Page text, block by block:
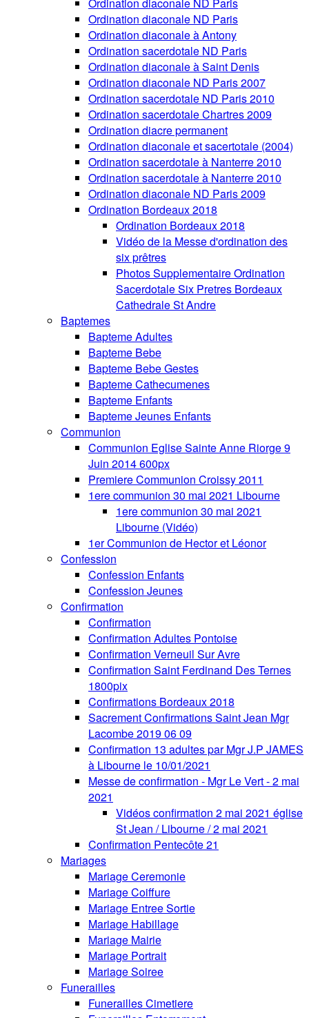
Ordination diaconale ND Paris
Ordination diaconale ND Paris
Ordination diaconale à Antony
Ordination sacerdotale ND Paris
Ordination diaconale à Saint Denis
Ordination diaconale ND Paris 2007
Ordination sacerdotale ND Paris 2010
Ordination sacerdotale Chartres 2009
Ordination diacre permanent
Ordination diaconale et sacertotale (2004)
Ordination sacerdotale à Nanterre 2010
Ordination sacerdotale à Nanterre 2010
Ordination diaconale ND Paris 2009
Ordination Bordeaux 2018
Ordination Bordeaux 2018
Vidéo de la Messe d'ordination des
six prêtres
Photos Supplementaire Ordination
Sacerdotale Six Pretres Bordeaux
Cathedrale St Andre
Baptemes
Bapteme Adultes
Bapteme Bebe
Bapteme Bebe Gestes
Bapteme Cathecumenes
Bapteme Enfants
Bapteme Jeunes Enfants
Communion
Communion Eglise Sainte Anne Riorge 9
Juin 2014 600px
Premiere Communion Croissy 2011
1ere communion 30 mai 2021 Libourne
1ere communion 30 mai 2021
Libourne (Vidéo)
1er Communion de Hector et Léonor
Confession
Confession Enfants
Confession Jeunes
Confirmation
Confirmation
Confirmation Adultes Pontoise
Confirmation Verneuil Sur Avre
Confirmation Saint Ferdinand Des Ternes
1800pix
Confirmations Bordeaux 2018
Sacrement Confirmations Saint Jean Mgr
Lacombe 2019 06 09
Confirmation 13 adultes par Mgr J.P JAMES
à Libourne le 10/01/2021
Messe de confirmation - Mgr Le Vert - 2 mai
2021
Vidéos confirmation 2 mai 2021 église
St Jean / Libourne / 2 mai 2021
Confirmation Pentecôte 21
Mariages
Mariage Ceremonie
Mariage Coiffure
Mariage Entree Sortie
Mariage Habillage
Mariage Mairie
Mariage Portrait
Mariage Soiree
Funerailles
Funerailles Cimetiere